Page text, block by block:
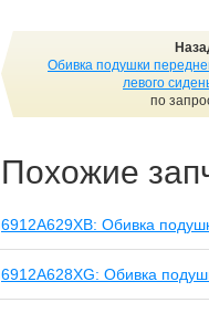
Обивка подушки
левого
по
Похожие
6912A629XB: Обивка
6912A628XG: Обивка